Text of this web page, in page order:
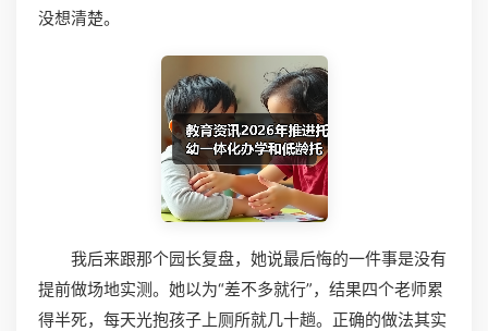
没想清楚。
我后来跟那个园长复盘，她说最后悔的一件事是没有
提前做场地实测。她以为“差不多就行”，结果四个老师累
得半死，每天光抱孩子上厕所就几十趟。正确的做法其实